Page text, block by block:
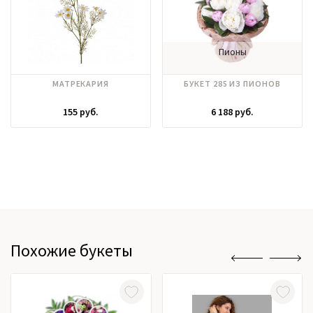
МАТРЕКАРИЯ
155 руб.
Пионы
БУКЕТ 285 ИЗ ПИОНОВ
6 188 руб.
Похожие букеты